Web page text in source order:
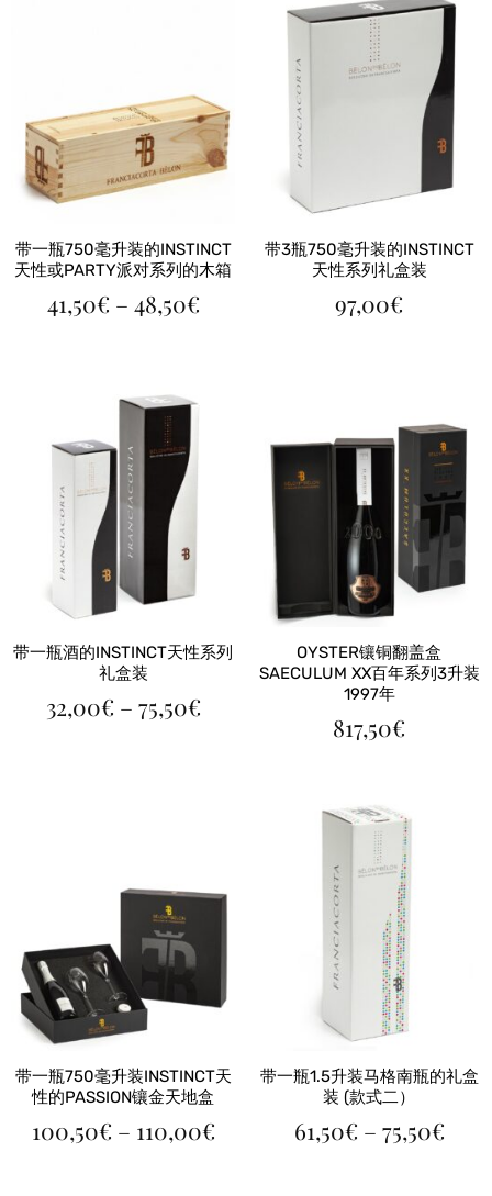
带一瓶750毫升装的INSTINCT
天性或PARTY派对系列的木箱
41,50€ – 48,50€价
格
至
带3瓶750毫升装的INSTINCT
天性系列礼盒装
97,00€
带一瓶酒的INSTINCT天性系列
礼盒装
32,00€ – 75,50€价
格
OYSTER镶铜翻盖盒
SAECULUM XX百年系列3升装
1997年
817,50€
带一瓶750毫升装INSTINCT天
性的PASSION镶金天地盒
100,50€ – 110,00€价
格
带一瓶1.5升装马格南瓶的礼盒
装 (款式二）
61,50€ – 75,50€价
格